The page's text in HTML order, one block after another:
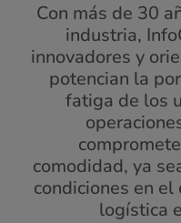
Con más de 30
industria,
innovadores y
potencian la
fatiga de los
comodidad, ya
condiciones en
logística